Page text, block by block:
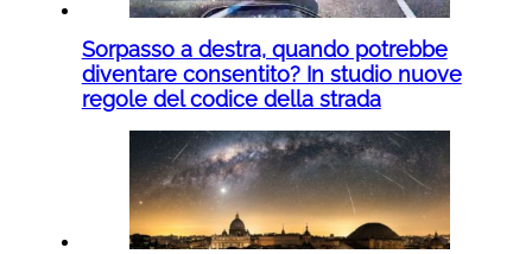
Sorpasso a destra, quando potrebbe
diventare consentito? In studio nuove
regole del codice della strada